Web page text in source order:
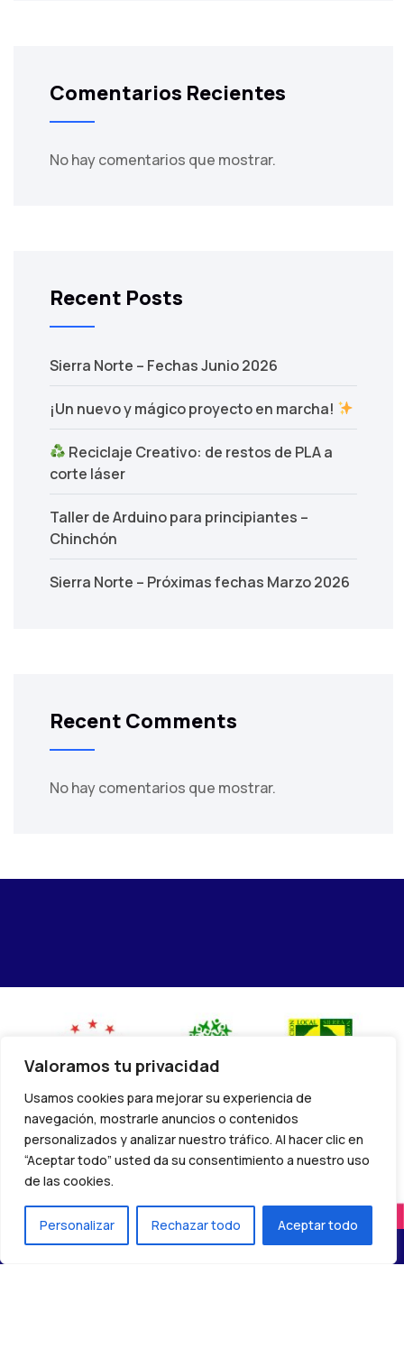
Valoramos tu privacidad
Usamos cookies para mejorar su experiencia de
navegación, mostrarle anuncios o contenidos
personalizados y analizar nuestro tráfico. Al hacer clic en
“Aceptar todo” usted da su consentimiento a nuestro uso
de las cookies.
Personalizar Rechazar todo Aceptar todo
Comentarios Recientes
No hay comentarios que mostrar.
Recent Posts
Sierra Norte – Fechas Junio 2026
¡Un nuevo y mágico proyecto en marcha!
Reciclaje Creativo: de restos de PLA a
corte láser
Taller de Arduino para principiantes –
Chinchón
Sierra Norte – Próximas fechas Marzo 2026
Recent Comments
No hay comentarios que mostrar.
Política de